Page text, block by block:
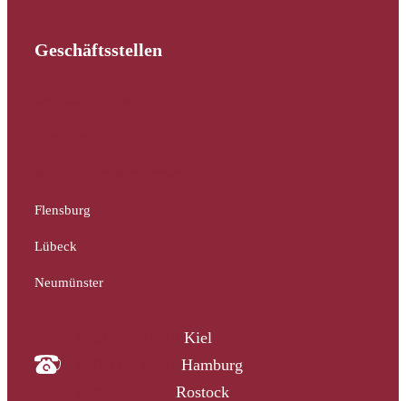
Geschäftsstellen
Flensburg
Lübeck
Neumünster
Kiel
Hamburg
Rostock